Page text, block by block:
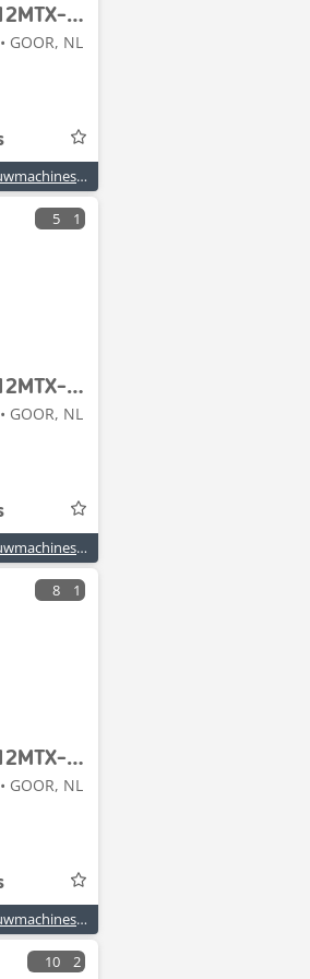
Mecalac 12MTX-6090339-Hydraforce 7028820-4/2 Valve
GOOR, NL
Overbeek Bouwmachines BV
5 1
Mecalac 12MTX-5360355-Sauer Danfoss OLS80-Priority valve
GOOR, NL
Overbeek Bouwmachines BV
8 1
Mecalac 12MTX-5671136-Steering cylinder/Lenkzylinder
GOOR, NL
Overbeek Bouwmachines BV
10 2